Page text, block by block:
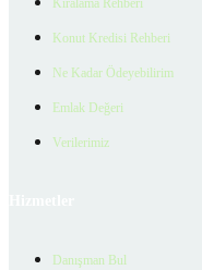
Kiralama Rehberi
Konut Kredisi Rehberi
Ne Kadar Ödeyebilirim
Emlak Değeri
Verilerimiz
Danışman Bul